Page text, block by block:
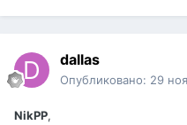
dаllаs
Опубликовано: 29
NikPP,